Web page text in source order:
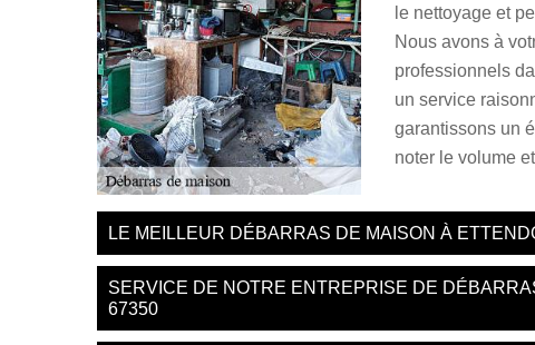
le nettoyage et
Nous avons à
professionnels
un service
garantissons un
noter le volume
LE MEILLEUR DÉBARRAS DE MAISON À
SERVICE DE NOTRE ENTREPRISE DE
67350